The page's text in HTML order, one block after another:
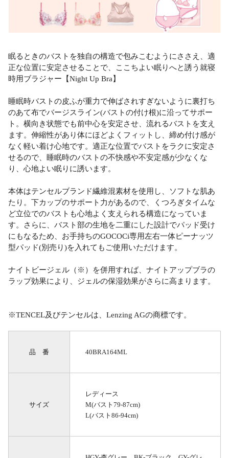
眠るときのバストを独自の構造で包みこむようにささえ、適
正な位置に安定させることで、ここちよい眠りへと誘う就寝
時用ブラジャー【Night Up Bra】
睡眠時バストの皮ふが重力で伸ばされすぎないように裏打ち
のあて布でバージスライン(バストの付け根)に沿ってサポー
ト。横向き状態でも前中心を安定させ、流れるバストを支え
ます。伸縮性があり体にほどよくフィットし、締め付け感が
なく軽い着け心地です。適正な位置でバストをラクに安定さ
せるので、睡眠時のバストの不快感や不安定感が少なくな
り、心地よい眠りに誘います。
本体はテンセルブランド繊維混素材を使用し、ソフトな肌あ
たり。下カップのサポート力があるので、くつろぎタイムな
ど立位でのバストも心地よく支えられる構造になっていま
す。さらに、バスト部の生地を二重にした設計でパッド受け
にもなるため、お手持ちのGOCOCi専用左右一体ピーナッツ
型パッド(別売り)を入れてもご使用いただけます。
ナイトビージェル（※）を併用すれば、ナイトアップブラの
ラップ効果により、ジェルの保湿効果がさらに高まります。
※TENCEL及びテンセルは、Lenzing AGの商標です。
品 番 40BRA164ML
サイズ
レディース
M(バスト79-87cm)
L(バスト86-94cm)